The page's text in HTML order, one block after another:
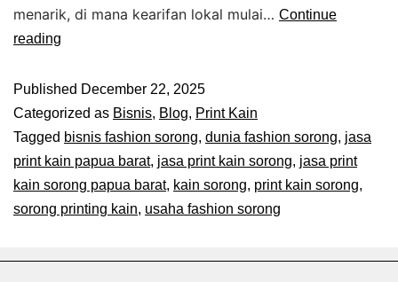
menarik, di mana kearifan lokal mulai… Continue
reading
Published December 22, 2025
Categorized as Bisnis, Blog, Print Kain
Tagged bisnis fashion sorong, dunia fashion sorong, jasa
print kain papua barat, jasa print kain sorong, jasa print
kain sorong papua barat, kain sorong, print kain sorong,
sorong printing kain, usaha fashion sorong